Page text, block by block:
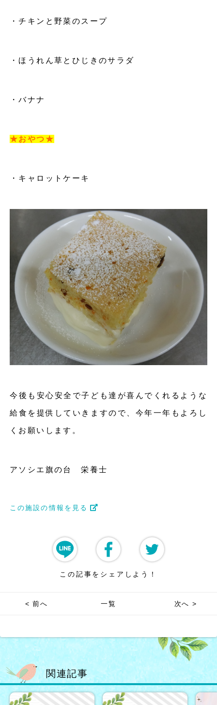
・チキンと野菜のスープ
・ほうれん草とひじきのサラダ
・バナナ
★おやつ★
・キャロットケーキ
今後も安心安全で子ども達が喜んでくれるような
給食を提供していきますので、今年一年もよろし
くお願いします。
アソシエ旗の台 栄養士
この施設の情報を見る
この記事をシェアしよう！
< 前へ 一覧 次へ >
関連記事